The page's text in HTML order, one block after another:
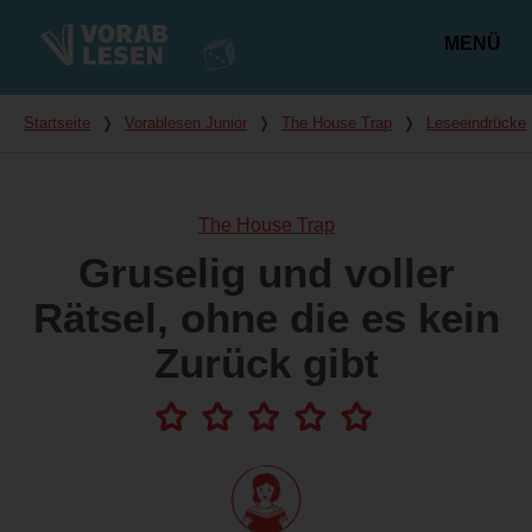
MENÜ
Du bist hier
Startseite ❭ Vorablesen Junior ❭ The House Trap ❭ Leseeindrücke
The House Trap
Gruselig und voller
Rätsel, ohne die es kein
Zurück gibt